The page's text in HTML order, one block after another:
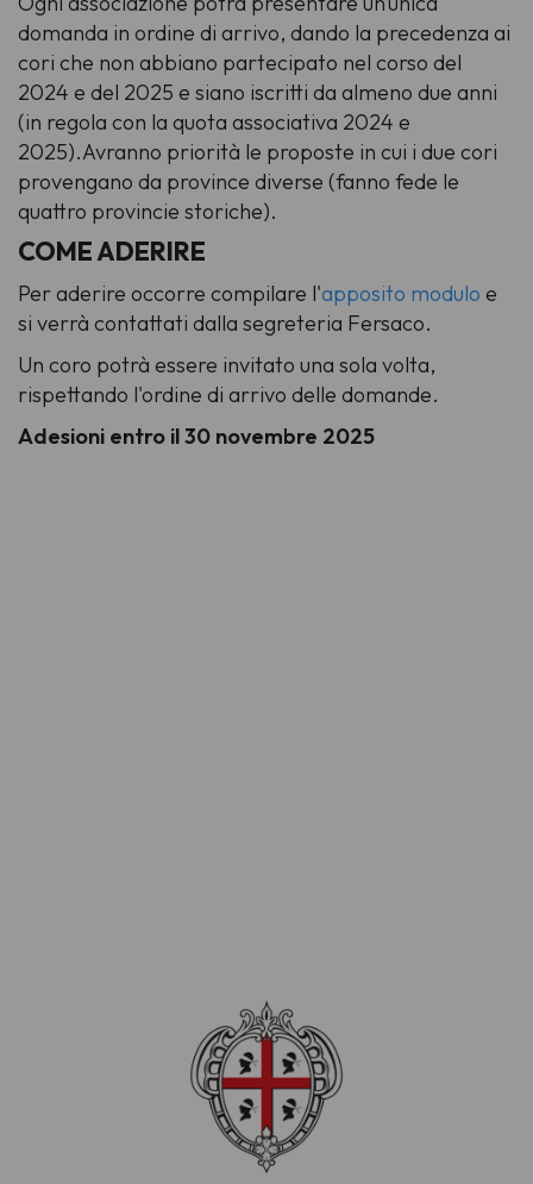
domanda in ordine di arrivo, dando la precedenza ai
cori che non abbiano partecipato nel corso del
2024 e del 2025 e siano iscritti da almeno due anni
(in regola con la quota associativa 2024 e
2025).Avranno priorità le proposte in cui i due cori
provengano da province diverse (fanno fede le
quattro provincie storiche).
COME ADERIRE
Per aderire occorre compilare l'apposito modulo e
si verrà contattati dalla segreteria Fersaco.
Un coro potrà essere invitato una sola volta,
rispettando l'ordine di arrivo delle domande.
Adesioni entro il 30 novembre 2025